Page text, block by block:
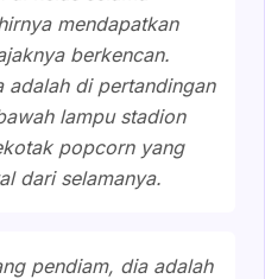
mendapatkan
berkencan.
adalah di pertandingan
lampu stadion
popcorn yang
dari selamanya.
pendiam, dia adalah